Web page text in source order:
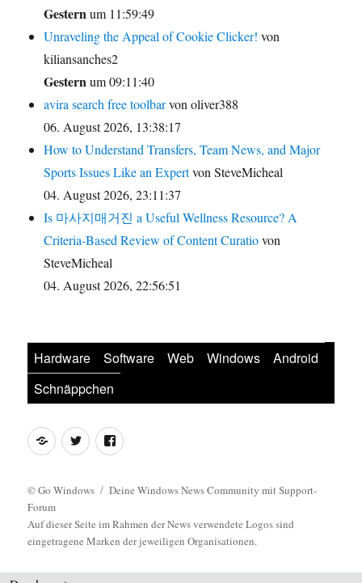
Gesternum 11:59:49
Unraveling the Appeal of Cookie Clicker! von
kiliansanches2
Gesternum 09:11:40
avira search free toolbarvon oliver388
06. August 2026, 13:38:17
How to Understand Transfers, Team News, and Major
Sports Issues Like an Expertvon SteveMicheal
04. August 2026, 23:11:37
Is 마사지매거진 a Useful Wellness Resource? A
Criteria-Based Review of Content Curatiovon
SteveMicheal
04. August 2026, 22:56:51
Hardware Software Web Windows
Android
Schnäppchen
Feed TwitterFacebook
©Go Windows
Deine Windows News Community mit Support-
Forum
Auf dieser Seite im Rahmen der News verwendete Logos sind
eingetragene Marken der jeweiligen Organisationen.